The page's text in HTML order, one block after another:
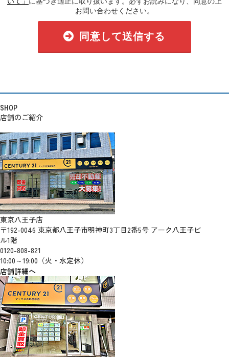
お問い合わせください。
同意して送信する
SHOP
店舗のご紹介
東京八王子店
〒192-0046 東京都八王子市明神町3丁目2番5号 アーク八王子ビ
ル1階
0120-808-821
10:00～19:00（火・水定休）
店舗詳細へ